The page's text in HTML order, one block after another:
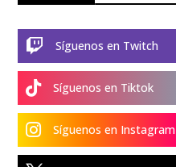
 Síguenos en Twitch
 Síguenos en Tiktok
 Síguenos en Instagram